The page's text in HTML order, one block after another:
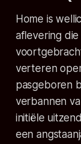
Home is
aflevering die
verteren
pasgeboren
verbannen
initiële
een